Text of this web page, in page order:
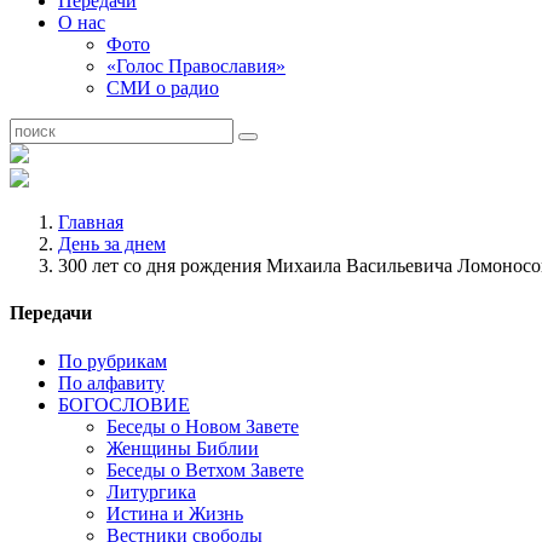
О нас
Фото
«Голос Православия»
СМИ о радио
Главная
День за днем
300 лет со дня рождения Михаила Васильевича
Передачи
По рубрикам
По алфавиту
БОГОСЛОВИЕ
Беседы о Новом Завете
Женщины Библии
Беседы о Ветхом Завете
Литургика
Истина и Жизнь
Вестники свободы